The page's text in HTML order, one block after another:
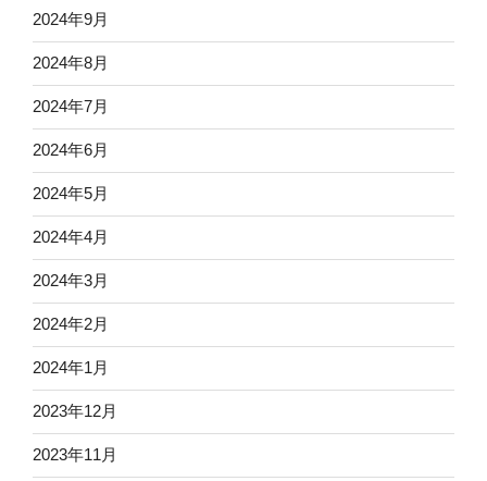
2024年9月
2024年8月
2024年7月
2024年6月
2024年5月
2024年4月
2024年3月
2024年2月
2024年1月
2023年12月
2023年11月